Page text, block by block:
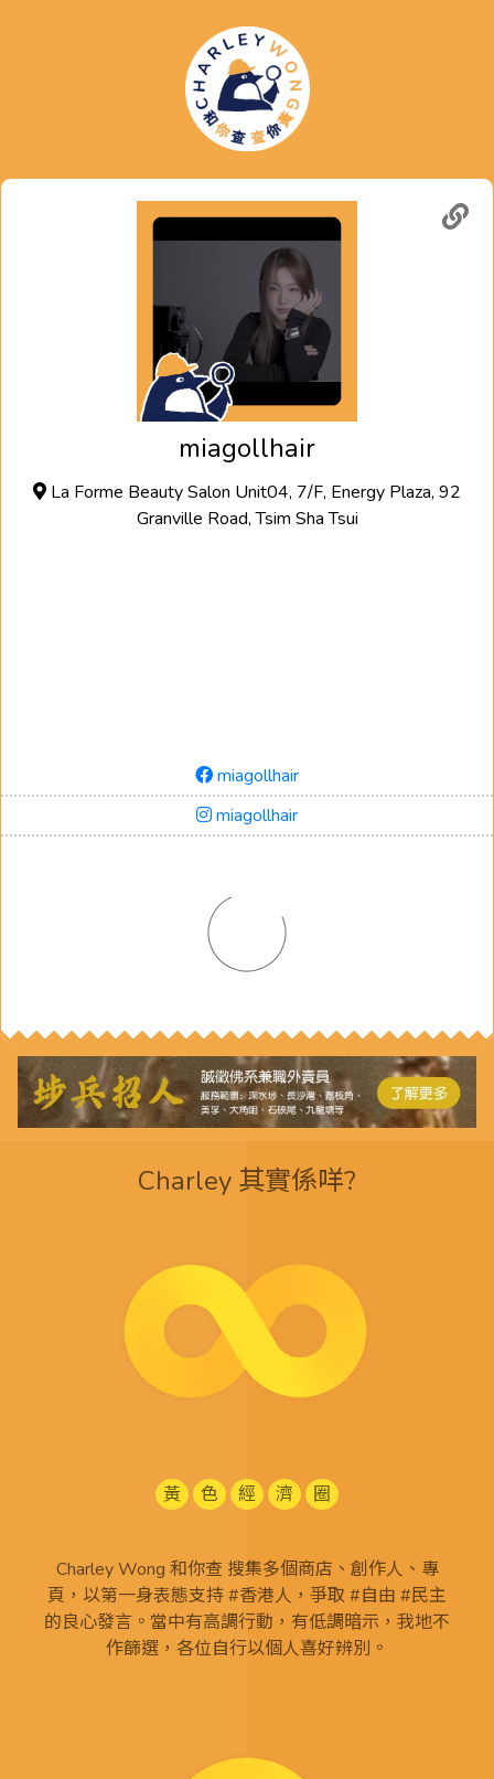
miagollhair
La Forme Beauty Salon Unit04, 7/F, Energy Plaza, 92
Granville Road, Tsim Sha Tsui
miagollhair
miagollhair
Charley 其實係咩?
黃 色 經 濟 圈
Charley Wong 和你查 搜集多個商店、創作人、專
頁，以第一身表態支持 #香港人，爭取 #自由 #民主
的良心發言。當中有高調行動，有低調暗示，我地不
作篩選，各位自行以個人喜好辨別。